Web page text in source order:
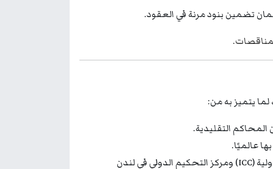
تضمين بنود مرنة في العقود.
.
التقليدية.
عالميًا.
مثل غرفة التجارة الدولية (ICC) ومركز التحكيم الدولي في لندن